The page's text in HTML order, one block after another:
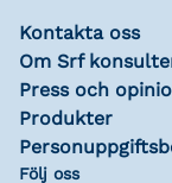
Kontakta oss
Om Srf
Press och
Produkter
Följ oss